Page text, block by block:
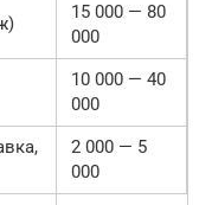
15 000 — 80
000
10 000 — 40
000
2 000 — 5
000